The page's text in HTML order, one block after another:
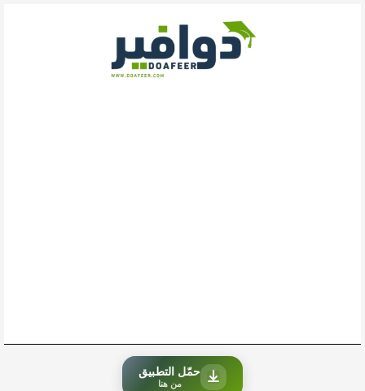
حمّل التطبيق
من هنا